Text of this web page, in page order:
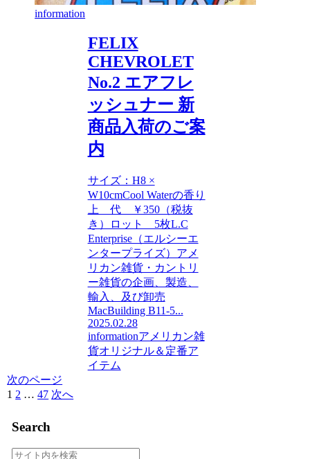
information
FELIX
CHEVROLET
No.2 エアフレ
ッシュナー 新
商品入荷のご案
内
サイズ：H8 ×
W10cmCool Waterの香り
上 代 ￥350（税抜
き）ロット 5枚L.C
Enterprise（エルシーエ
ンタープライズ）アメ
リカン雑貨・カントリ
ー雑貨の企画、製造、
輸入、及び卸売
MacBuilding B11-5...
2025.02.28
informationアメリカン雑
貨オリジナル＆定番ア
イテム
次のページ
1 2 … 47 次へ
Search